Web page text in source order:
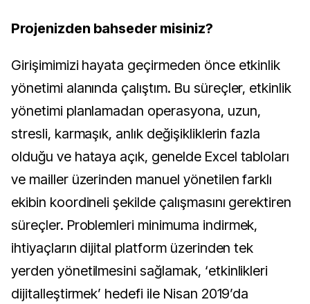
Projenizden bahseder misiniz?
Girişimimizi hayata geçirmeden önce etkinlik
yönetimi alanında çalıştım. Bu süreçler, etkinlik
yönetimi planlamadan operasyona, uzun,
stresli, karmaşık, anlık değişikliklerin fazla
olduğu ve hataya açık, genelde Excel tabloları
ve mailler üzerinden manuel yönetilen farklı
ekibin koordineli şekilde çalışmasını gerektiren
süreçler. Problemleri minimuma indirmek,
ihtiyaçların dijital platform üzerinden tek
yerden yönetilmesini sağlamak, ‘etkinlikleri
dijitalleştirmek’ hedefi ile Nisan 2019’da